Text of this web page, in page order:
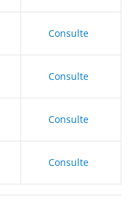
Consulte
Consulte
Consulte
Consulte